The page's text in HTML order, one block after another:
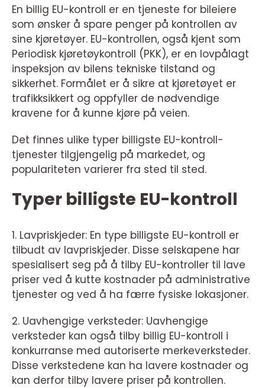
En billig EU-kontroll er en tjeneste for bileiere
som ønsker å spare penger på kontrollen av
sine kjøretøyer. EU-kontrollen, også kjent som
Periodisk kjøretøykontroll (PKK), er en lovpålagt
inspeksjon av bilens tekniske tilstand og
sikkerhet. Formålet er å sikre at kjøretøyet er
trafikksikkert og oppfyller de nødvendige
kravene for å kunne kjøre på veien.
Det finnes ulike typer billigste EU-kontroll-
tjenester tilgjengelig på markedet, og
populariteten varierer fra sted til sted.
Typer billigste EU-kontroll
1. Lavpriskjeder: En type billigste EU-kontroll er
tilbudt av lavpriskjeder. Disse selskapene har
spesialisert seg på å tilby EU-kontroller til lave
priser ved å kutte kostnader på administrative
tjenester og ved å ha færre fysiske lokasjoner.
2. Uavhengige verksteder: Uavhengige
verksteder kan også tilby billig EU-kontroll i
konkurranse med autoriserte merkeverksteder.
Disse verkstedene kan ha lavere kostnader og
kan derfor tilby lavere priser på kontrollen.